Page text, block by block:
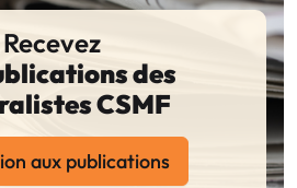
Recevez
des
CSMF
aux publications